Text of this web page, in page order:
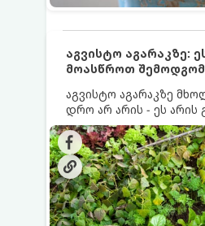
აგვისტო აგარაკზე:
მოასწროთ
აგვისტო აგარაკზე
დრო არ არის - ეს არის
როდესაც საფუძველი
მოსავალს და ბაღი
ზამთრის
ნიადაგმა ენერგია
მცენარეებმა ზამთარს
ბოლომდე 5
უნდა მოასწროთ: